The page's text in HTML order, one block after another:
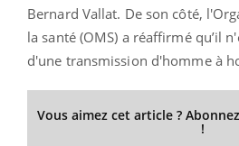
Bernard Vallat. De son côté,
la santé (OMS) a réaffirmé qu’il
d'une transmission d'homme à
Vous aimez cet article ?
!